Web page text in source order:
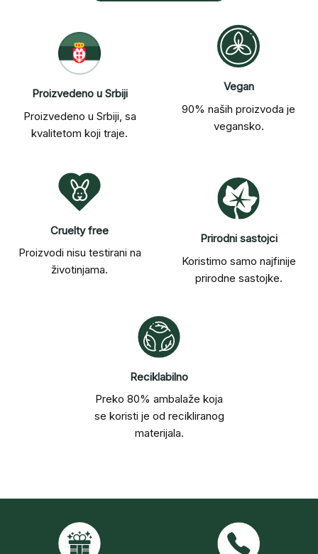
Proizvedeno u Srbiji
Proizvedeno u Srbiji, sa
kvalitetom koji traje.
Vegan
90% naših proizvoda je
vegansko.
Cruelty free
Proizvodi nisu testirani na
životinjama.
Prirodni sastojci
Koristimo samo najfinije
prirodne sastojke.
Reciklabilno
Preko 80% ambalaže koja
se koristi je od recikliranog
materijala.